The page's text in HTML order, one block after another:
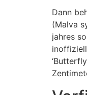
Dann
(Malva
jahres